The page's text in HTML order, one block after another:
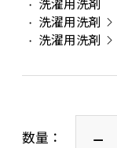
洗濯用洗剤
洗濯用洗剤
洗濯用洗剤
数量：